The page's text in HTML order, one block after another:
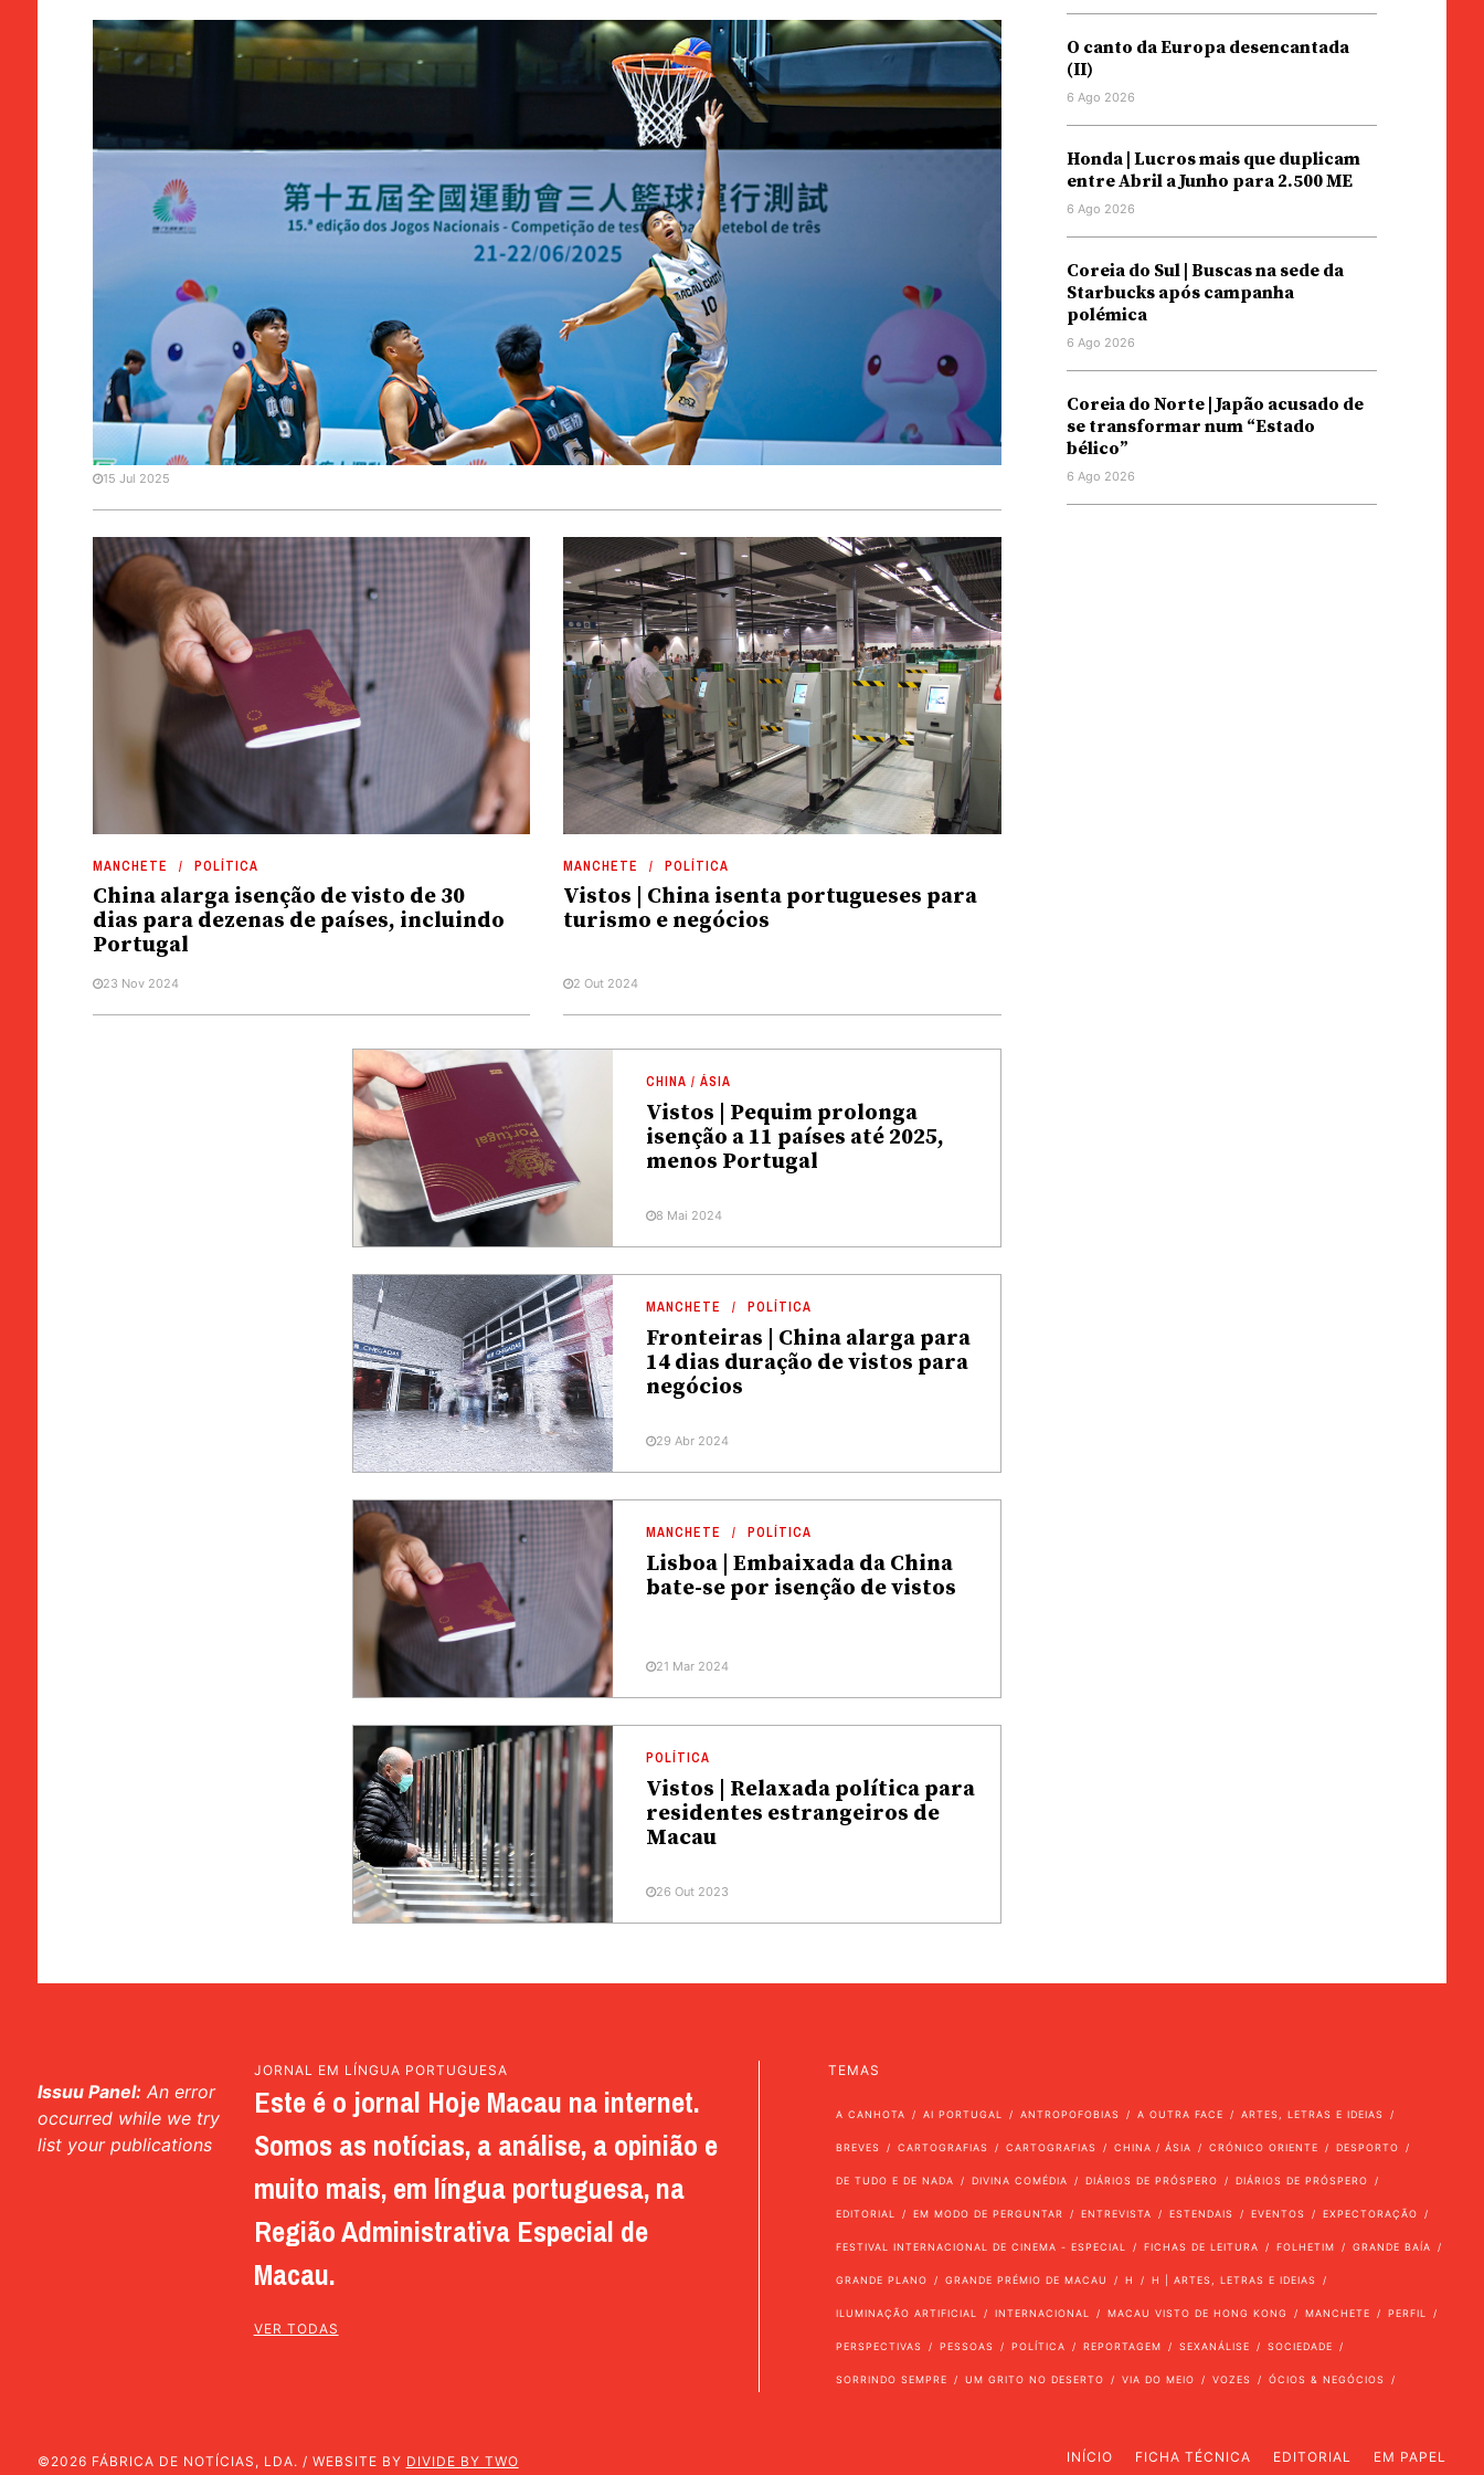
MANCHETE SOCIEDADE
Jogos Nacionais | Espectadores chineses com visto
alargado
15 Jul 2025
MANCHETE POLÍTICA
China alarga isenção de visto de 30
dias para dezenas de países, incluindo
Portugal
23 Nov 2024
MANCHETE POLÍTICA
Vistos | China isenta portugueses para
turismo e negócios
2 Out 2024
CHINA / ÁSIA
Vistos | Pequim prolonga
isenção a 11 países até 2025,
menos Portugal
8 Mai 2024
MANCHETE POLÍTICA
Fronteiras | China alarga para
14 dias duração de vistos para
negócios
29 Abr 2024
MANCHETE POLÍTICA
Lisboa | Embaixada da China
bate-se por isenção de vistos
21 Mar 2024
POLÍTICA
Vistos | Relaxada política para
residentes estrangeiros de
Macau
26 Out 2023
O canto da Europa desencantada
(II)
6 Ago 2026
Honda | Lucros mais que duplicam
entre Abril a Junho para 2.500 ME
6 Ago 2026
Coreia do Sul | Buscas na sede da
Starbucks após campanha
polémica
6 Ago 2026
Coreia do Norte | Japão acusado de
se transformar num “Estado
bélico”
6 Ago 2026
Issuu Panel: An error
occurred while we try
list your publications
JORNAL EM LÍNGUA PORTUGUESA
Este é o jornal Hoje Macau na internet.
Somos as notícias, a análise, a opinião e
muito mais, em língua portuguesa, na
Região Administrativa Especial de
Macau.
VER TODAS
TEMAS
A CANHOTA AI PORTUGAL ANTROPOFOBIAS A OUTRA FACE ARTES, LETRAS E IDEIAS
BREVES CARTOGRAFIAS CARTOGRAFIAS CHINA / ÁSIA CRÓNICO ORIENTE DESPORTO
DE TUDO E DE NADA DIVINA COMÉDIA DIÁRIOS DE PRÓSPERO DIÁRIOS DE PRÓSPERO
EDITORIAL EM MODO DE PERGUNTAR ENTREVISTA ESTENDAIS EVENTOS EXPECTORAÇÃO
FESTIVAL INTERNACIONAL DE CINEMA - ESPECIAL FICHAS DE LEITURA FOLHETIM GRANDE BAÍA
GRANDE PLANO GRANDE PRÉMIO DE MACAU H H | ARTES, LETRAS E IDEIAS
ILUMINAÇÃO ARTIFICIAL INTERNACIONAL MACAU VISTO DE HONG KONG MANCHETE PERFIL
PERSPECTIVAS PESSOAS POLÍTICA REPORTAGEM SEXANÁLISE SOCIEDADE
SORRINDO SEMPRE UM GRITO NO DESERTO VIA DO MEIO VOZES ÓCIOS & NEGÓCIOS
©2026 FÁBRICA DE NOTÍCIAS, LDA. / WEBSITE BY DIVIDE BY TWO INÍCIO FICHA TÉCNICA EDITORIAL EM PAPEL